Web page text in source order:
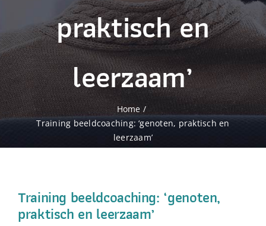
Over beeldcoaching
Publicaties beeldcoaching
Boek Beeldcoaching
praktisch en
leerzaam’
Home
Training beeldcoaching: ‘genoten, praktisch en
leerzaam’
Training beeldcoaching: ‘genoten,
praktisch en leerzaam’